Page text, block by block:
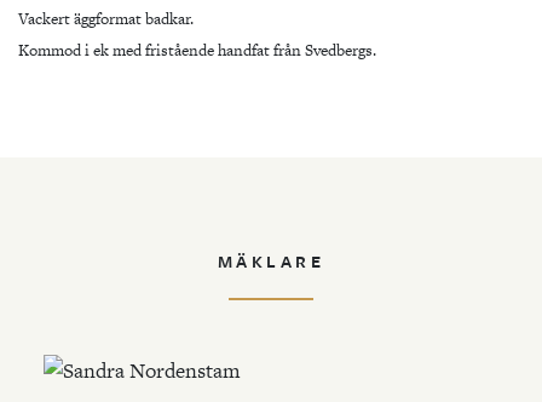
Vackert äggformat badkar.
Kommod i ek med fristående handfat från Svedbergs.
MÄKLARE